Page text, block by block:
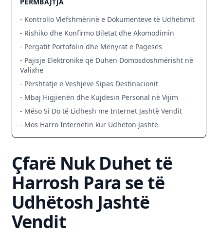
- Kontrollo Vlefshmërinë e Dokumenteve të Udhëtimit
- Rishiko dhe Konfirmo Biletat dhe Akomodimin
- Përgatit Portofolin dhe Mënyrat e Pagesës
- Pajisje Elektronike që Duhen Domosdoshmërisht në
Valixhe
- Përshtatje e Veshjeve Sipas Destinacionit
- Mbaj Higjienën dhe Kujdesin Personal në Vijim
- Mëso Si Do të Lidhesh me Internet Jashtë Vendit
- Mos Harro Internetin kur Udhëton Jashtë
Çfarë Nuk Duhet të
Harrosh Para se të
Udhëtosh Jashtë
Vendit